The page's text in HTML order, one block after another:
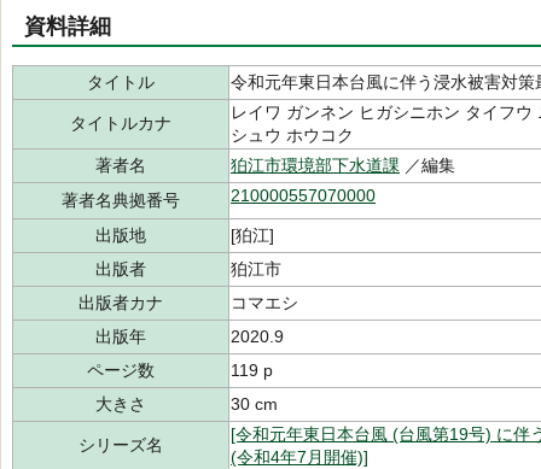
資料詳細
タイトル 令和元年東日本台風に伴う浸水被害対策
タイトルカナ
レイワ ガンネン ヒガシニホン タイフ
シュウ ホウコク
著者名
狛江市環境部下水道課 ／編集
著者名典拠番号
210000557070000
出版地
[狛江]
出版者
狛江市
出版者カナ
コマエシ
出版年
2020.9
ページ数
119 p
大きさ
30 cm
シリーズ名
[令和元年東日本台風 (台風第19号) に伴
(令和4年7月開催)]